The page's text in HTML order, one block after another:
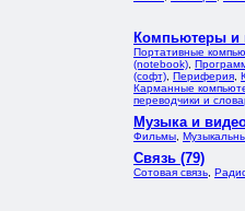
Компьютеры и
Портативные
(notebook)
(софт) Периферия
Карманные
переводчики и
Музыка и
Фильмы
Связь (79)
Сотовая связь